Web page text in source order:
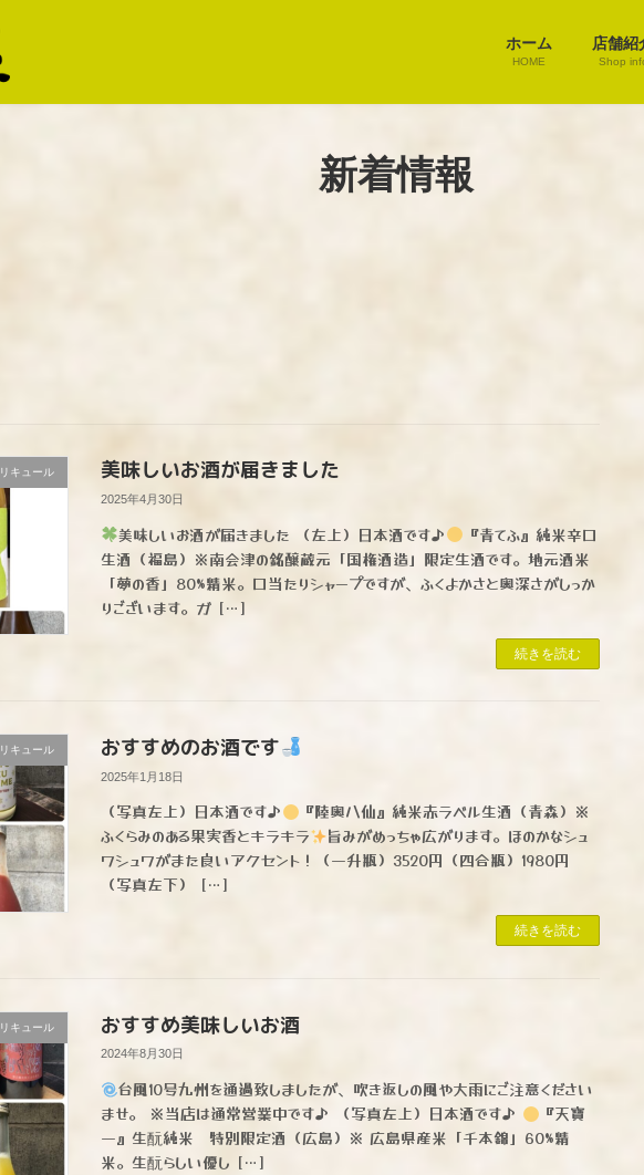
ホーム
HOME
店舗紹
Shop
新着情報
リキュール 美味しいお酒が届きました
2025年4月30日
美味しいお酒が届きました （左上）日本酒です♪
『青てふ』純米辛口
生酒（福島）※南会津の銘醸蔵元「国権酒造」限定生酒です。地元酒米
「夢の香」80%精米。口当たりシャープですが、ふくよかさと奥深さがしっか
りございます。ガ […]
続きを読む
リキュール おすすめのお酒です
2025年1月18日
（写真左上）日本酒です♪
『陸奥八仙』純米赤ラベル生酒（青森）※
ふくらみのある果実香とキラキラ
旨みがめっちゃ広がります。ほのかなシュ
ワシュワがまた良いアクセント！（一升瓶）3520円（四合瓶）1980円
（写真左下） […]
続きを読む
リキュール おすすめ美味しいお酒
2024年8月30日
台風10号九州を通過致しましたが、吹き返しの風や大雨にご注意ください
ませ。 ※当店は通常営業中です♪ （写真左上）日本酒です♪
『天寶
一』生酛純米 特別限定酒（広島）※ 広島県産米「千本錦」60%精
米。生酛らしい優し […]